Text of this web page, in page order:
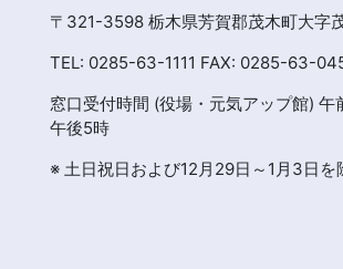
〒321-3598 栃木県芳賀郡茂木町大字
TEL: 0285-63-1111 FAX: 0285-63-
窓口受付時間 (役場・元気アップ館) 午
午後5時
※ 土日祝日および12月29日～1月3日を